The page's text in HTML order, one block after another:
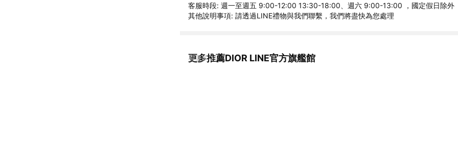
客服時段: 週一至週五 9:00-12:00 13:30-18:00、週六 9:00-13:00 ，國定假日除外
其他說明事項: 請透過LINE禮物與我們聯繫，我們將盡快為您處理
更多推薦DIOR LINE官方旗艦館
看更多